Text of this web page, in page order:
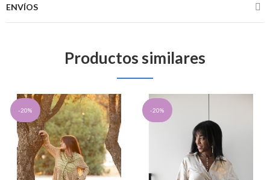
ENVÍOS
Productos similares
-20% -20%